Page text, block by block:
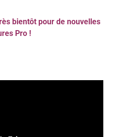
bientôt pour de nouvelles
Pro !